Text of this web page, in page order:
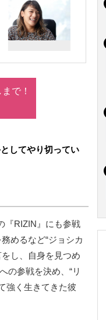
で！
してやり切ってい
『RIZIN』にも参戦
めるなど“ジョシカ
し、自身を見つめ
の参戦を決め、“リ
強く生きてきた彼